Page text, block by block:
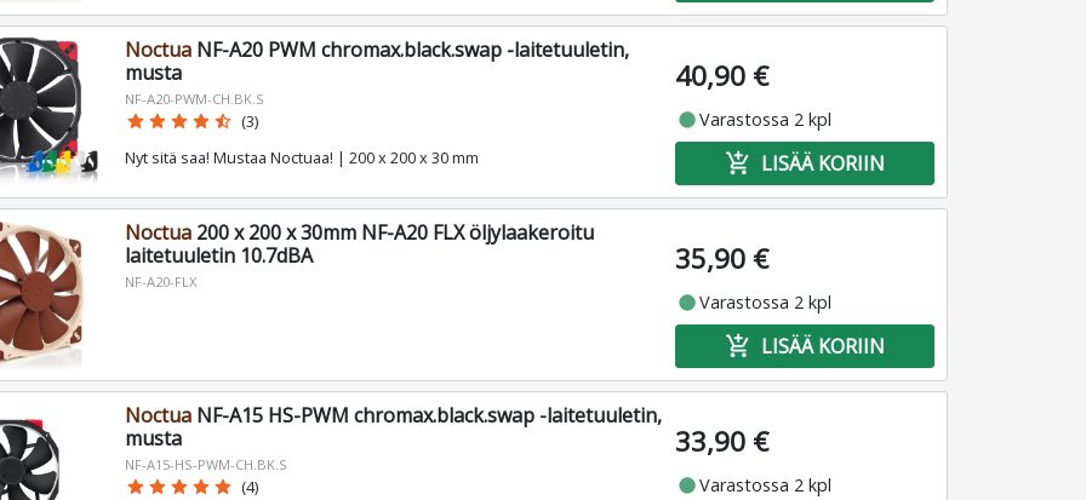
NoctuaNF-A20 PWM chromax.black.swap -laitetuuletin,
musta
NF-A20-PWM-CH.BK.S
star star star star star_half (3)
Nyt sitä saa! Mustaa Noctuaa! | 200 x 200 x 30 mm
40,90 €
fiber_manual_recordVarastossa 2 kpl
add_shopping_cart LISÄÄ KORIIN
Noctua200 x 200 x 30mm NF-A20 FLX öljylaakeroitu
laitetuuletin 10.7dBA
NF-A20-FLX
35,90 €
fiber_manual_recordVarastossa 2 kpl
add_shopping_cart LISÄÄ KORIIN
NoctuaNF-A15 HS-PWM chromax.black.swap -laitetuuletin,
musta
NF-A15-HS-PWM-CH.BK.S
star star star star star (4)
33,90 €
fiber_manual_recordVarastossa 2 kpl